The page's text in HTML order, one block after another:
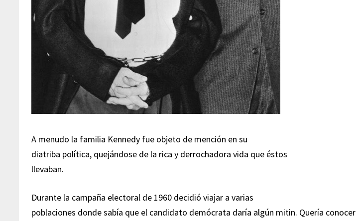
A menudo la familia Kennedy fue objeto de mención en su
diatriba política, quejándose de la rica y derrochadora vida que éstos
llevaban.
Durante la campaña electoral de 1960 decidió viajar a varias
poblaciones donde sabía que el candidato demócrata daría algún mitin. Quería conocer